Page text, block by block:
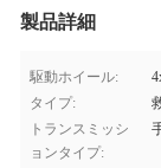
製品詳細
駆動ホイール:
タイプ:
トランスミッシ
ョンタイプ: